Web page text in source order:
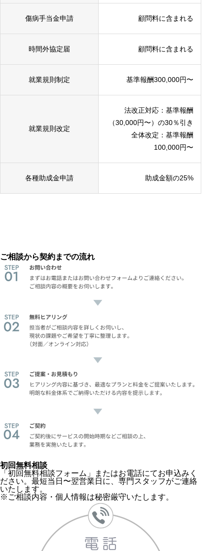
傷病手当金申請 顧問料に含まれる
時間外協定届 顧問料に含まれる
就業規則制定 基準報酬300,000円〜
就業規則改定
法改正対応：基準報酬
（30,000円〜）の30％引き
全体改定：基準報酬
100,000円〜
各種助成金申請 助成金額の25%
ご相談から契約までの流れ
初回無料相談
「初回無料相談フォーム」
またはお電話にてお申込みく
ださい。最短当日〜翌営業日に、専門スタッフがご連絡
いたします。
※ご相談内容・個人情報は秘密厳守いたします。